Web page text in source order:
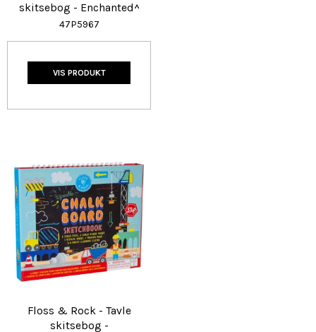
skitsebog - Enchanted^
47P5967
VIS PRODUKT
Floss & Rock - Tavle
skitsebog -